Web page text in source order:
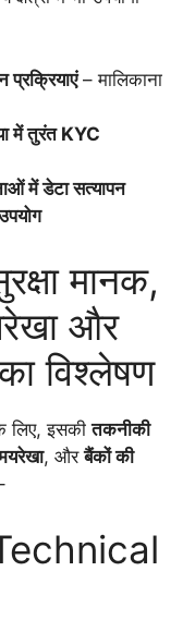
प्रक्रियाएं– मालिकाना
में तुरंत KYC
में डेटा सत्यापन
मानक,
और
विश्लेषण
लिए, इसकीतकनीकी
, औरबैंकों की